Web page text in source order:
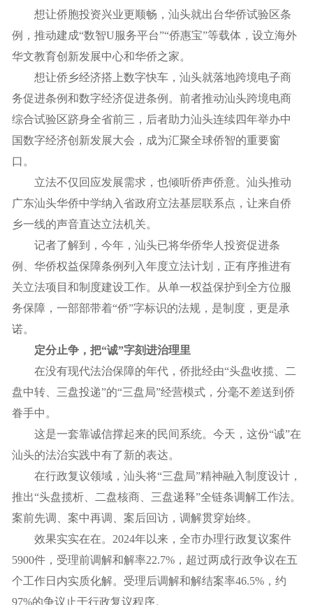
想让侨胞投资兴业更顺畅，汕头就出台华侨试验区条
例，推动建成“数智U服务平台”“侨惠宝”等载体，设立海外
华文教育创新发展中心和华侨之家。
想让侨乡经济搭上数字快车，汕头就落地跨境电子商
务促进条例和数字经济促进条例。前者推动汕头跨境电商
综合试验区跻身全省前三，后者助力汕头连续四年举办中
国数字经济创新发展大会，成为汇聚全球侨智的重要窗
口。
立法不仅回应发展需求，也倾听侨声侨意。汕头推动
广东汕头华侨中学纳入省政府立法基层联系点，让来自侨
乡一线的声音直达立法机关。
记者了解到，今年，汕头已将华侨华人投资促进条
例、华侨权益保障条例列入年度立法计划，正有序推进有
关立法项目和制度建设工作。从单一权益保护到全方位服
务保障，一部部带着“侨”字标识的法规，是制度，更是承
诺。
定分止争，把“诚”字刻进治理里
在没有现代法治保障的年代，侨批经由“头盘收揽、二
盘中转、三盘投递”的“三盘局”经营模式，分毫不差送到侨
眷手中。
这是一套靠诚信撑起来的民间系统。今天，这份“诚”在
汕头的法治实践中有了新的表达。
在行政复议领域，汕头将“三盘局”精神融入制度设计，
推出“头盘揽析、二盘核商、三盘递释”全链条调解工作法。
案前先调、案中再调、案后回访，调解贯穿始终。
效果实实在在。2024年以来，全市办理行政复议案件
5900件，受理前调解和解率22.7%，超过两成行政争议在五
个工作日内实质化解。受理后调解和解结案率46.5%，约
97%的争议止于行政复议程序。